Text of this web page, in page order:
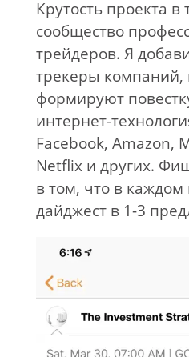
Крутость проекта в
сообщество
трейдеров. Я
трекеры компаний,
формируют
интернет-
Facebook, Amazon,
Netflix и других.
в том, что в каждом
дайджест в 1-3